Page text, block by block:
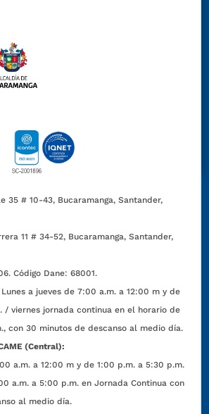
35 # 10-43, Bucaramanga, Santander,
11 # 34-52, Bucaramanga, Santander,
Código Dane: 68001.
Lunes a jueves de 7:00 a.m. a 12:00 m y de
/ viernes jornada continua en el horario de
con 30 minutos de descanso al medio día.
(Central):
a.m. a 12:00 m y de 1:00 p.m. a 5:30 p.m.
a 5:00 p.m. en Jornada Continua con
al medio día.